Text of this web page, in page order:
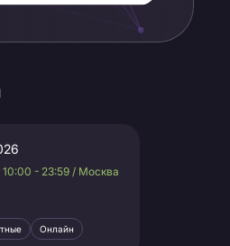
- 23:59 / Москва
Онлайн